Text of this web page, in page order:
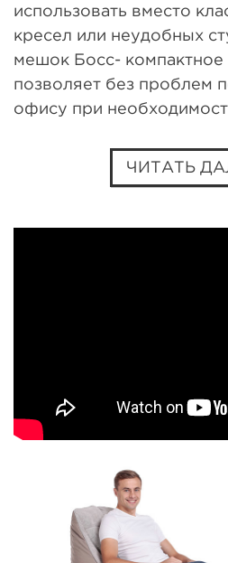
использовать вместо
кресел или неудобных
мешок Босс- компактное
позволяет без проблем
офису при
ЧИТАТЬ